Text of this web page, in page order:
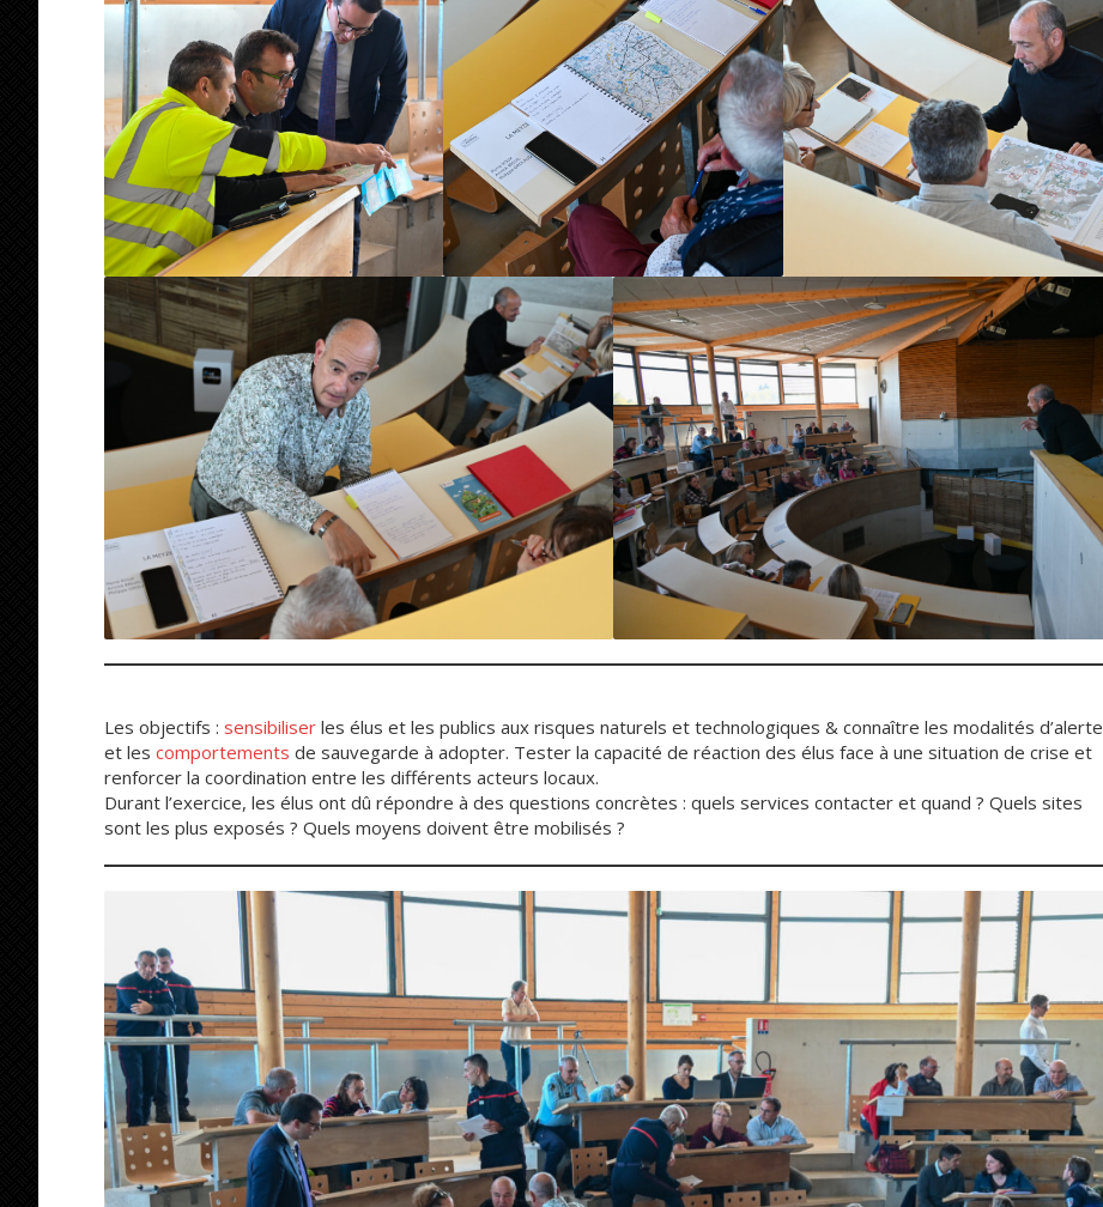
Les objectifs : sensibiliser les élus et les publics aux risques naturels et technologiques & connaître les modalités d’alerte
et les comportements de sauvegarde à adopter. Tester la capacité de réaction des élus face à une situation de crise et
renforcer la coordination entre les différents acteurs locaux.
Durant l’exercice, les élus ont dû répondre à des questions concrètes : quels services contacter et quand ? Quels sites
sont les plus exposés ? Quels moyens doivent être mobilisés ?